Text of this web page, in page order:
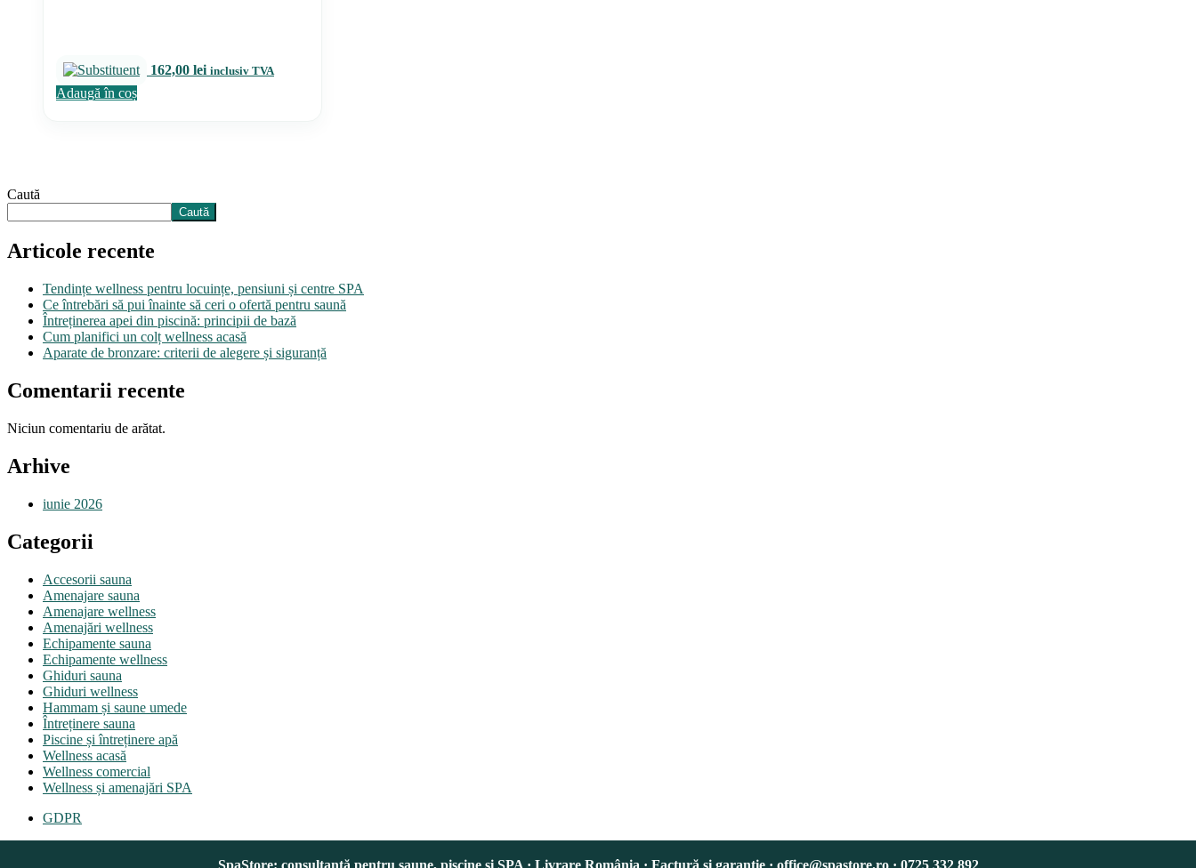
162,00 lei inclusiv TVA
Adaugă în coș
Caută
Caută
Articole recente
Tendințe wellness pentru locuințe, pensiuni și centre SPA
Ce întrebări să pui înainte să ceri o ofertă pentru saună
Întreținerea apei din piscină: principii de bază
Cum planifici un colț wellness acasă
Aparate de bronzare: criterii de alegere și siguranță
Comentarii recente
Niciun comentariu de arătat.
Arhive
iunie 2026
Categorii
Accesorii sauna
Amenajare sauna
Amenajare wellness
Amenajări wellness
Echipamente sauna
Echipamente wellness
Ghiduri sauna
Ghiduri wellness
Hammam și saune umede
Întreținere sauna
Piscine și întreținere apă
Wellness acasă
Wellness comercial
Wellness și amenajări SPA
GDPR